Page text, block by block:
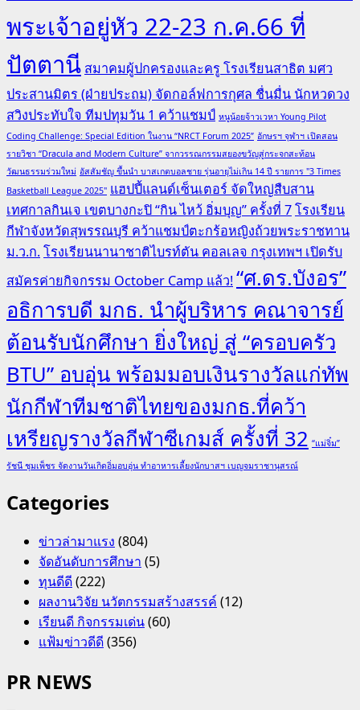
พระเจ้าอยู่หัว 22-23 ก.ค.66 ที่
ปัตตานี สมาคมผู้ปกครองและครู โรงเรียนสาธิต มศว
ประสานมิตร (ฝ่ายประถม) จัดกอล์ฟการกุศล ชื่นมื่น นักหวดวง
สวิงประทับใจ ทีมปทุมวัน 1 คว้าแชมป์ หนูน้อยจ้าวเวหา Young Pilot
Coding Challenge: Special Edition ในงาน “NRCT Forum 2025” อักษรฯ จุฬาฯ เปิดสอน
รายวิชา “Dracula and Modern Culture” จากวรรณกรรมสยองขวัญสู่กระจกสะท้อน
วัฒนธรรมร่วมใหม่ อัสสัมชัญ ขึ้นนำ บาสเกตบอลชาย รุ่นอายุไม่เกิน 14 ปี รายการ "3 Times
Basketball League 2025" แฮปปี้แลนด์เซ็นเตอร์ จัดใหญ่สืบสาน
เทศกาลกินเจ เขตบางกะปิ “กิน ไหว้ อิ่มบุญ” ครั้งที่ 7โรงเรียน
กีฬาจังหวัดสุพรรณบุรี คว้าแชมป์ตะกร้อหญิงถ้วยพระราชทาน
ม.ว.ก.โรงเรียนนานาชาติไบรท์ตัน คอลเลจ กรุงเทพฯ เปิดรับ
สมัครค่ายกิจกรรม October Camp แล้ว!“ศ.ดร.บังอร”
อธิการบดี มกธ. นำผู้บริหาร คณาจารย์
ต้อนรับนักศึกษา ยิ่งใหญ่ สู่ “ครอบครัว
BTU” อบอุ่น พร้อมมอบเงินรางวัลแก่ทัพ
นักกีฬาทีมชาติไทยของมกธ.ที่คว้า
เหรียญรางวัลกีฬาซีเกมส์ ครั้งที่ 32 “แม่จิ๋ม”
รัชนี ชุมเพ็ชร จัดงานวันเกิดอิ่มอบอุ่น ทำอาหารเลี้ยงนักบาสฯ เบญจมราชานุสรณ์
Categories
ข่าวล่ามาแรง (804)
จัดอันดับการศึกษา (5)
ทุนดีดี(222)
ผลงานวิจัย นวัตกรรมสร้างสรรค์(12)
เรียนดี กิจกรรมเด่น(60)
แฟ้มข่าวดีดี(356)
PR NEWS